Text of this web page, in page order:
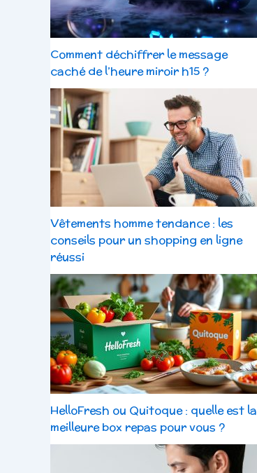
Comment déchiffrer le message
caché de l’heure miroir h15 ?
Vêtements homme tendance : les
conseils pour un shopping en ligne
réussi
HelloFresh ou Quitoque : quelle est la
meilleure box repas pour vous ?